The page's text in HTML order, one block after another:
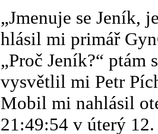
„Jmenuje se Jeník,
hlásil mi primář
„Proč Jeník?“ ptám
vysvětlil mi Petr
Mobil mi nahlásil
21:49:54 v úterý